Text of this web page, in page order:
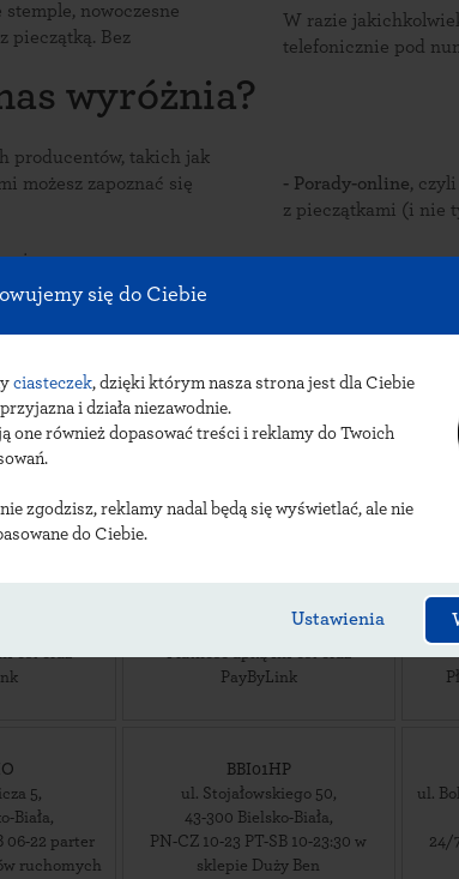
się do Ciebie
ciasteczek, dzięki którym nasza strona jest dla Ciebie
i działa niezawodnie.
one również dopasować treści i reklamy do Twoich
zgodzisz, reklamy nadal będą się wyświetlać, ale nie
do Ciebie.
Ustawienia
nowoczesne
pieczątką. Bez
W razie
telefonicznie pod
wyróżnia?
producentów, takich jak
możesz zapoznać się
na pieczątki
- Porady-online, czyli
z pieczątkami (i nie
bielsko-
1,
oraz
ul. Mostowa 4,
24/7 przy wejściu do Galerii Sfera I
PayByLink
24/7
5,
Biała,
06-22 parter
ruchomych
BBI01HP
ul. Stojałowskiego 50,
43-300 Bielsko-Biała,
PN-CZ 10-23 PT-SB 10-23:30 w
sklepie Duży Ben
ul.
24/